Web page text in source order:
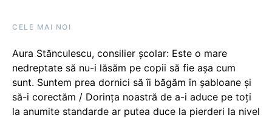
CELE MAI NOI
Aura Stănculescu, consilier școlar: Este o mare
nedreptate să nu-i lăsăm pe copii să fie așa cum
sunt. Suntem prea dornici să îi băgăm în șabloane și
să-i corectăm / Dorința noastră de a-i aduce pe toți
la anumite standarde ar putea duce la pierderi la nivel